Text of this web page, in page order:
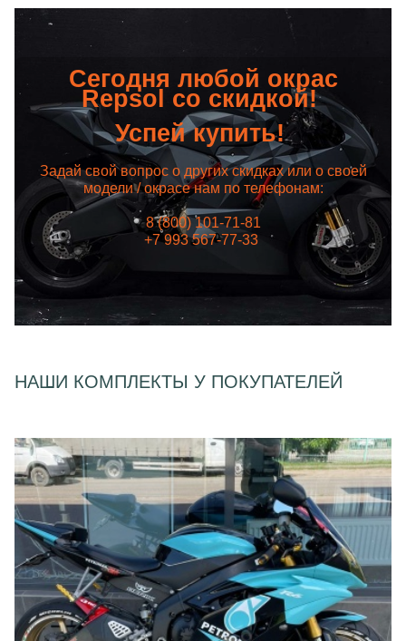
Сегодня любой окрас
Repsol со скидкой!
Успей купить!
Задай свой вопрос о других скидках или о своей
модели / окрасе нам по телефонам:
8 (800) 101-71-81
+7 993 567-77-33
НАШИ КОМПЛЕКТЫ У ПОКУПАТЕЛЕЙ